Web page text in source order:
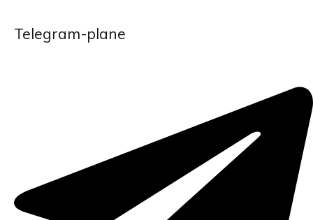
Telegram-plane